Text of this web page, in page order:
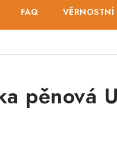
FAQ VĚRNOSTNÍ
pěnová